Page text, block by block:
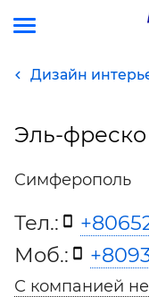
Дизайн
Эль-фреско
Симферополь
Тел.:
Моб.:
С компанией